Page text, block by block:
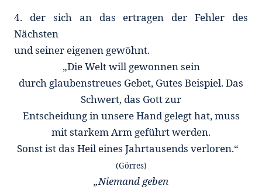
4. der sich an das ertragen der Fehler des
Nächsten
und seiner eigenen gewöhnt.
„Die Welt will gewonnen sein
durch glaubenstreues Gebet, Gutes Beispiel. Das
Schwert, das Gott zur
Entscheidung in unsere Hand gelegt hat, muss
mit starkem Arm geführt werden.
Sonst ist das Heil eines Jahrtausends verloren.“
(Görres)
„Niemand geben